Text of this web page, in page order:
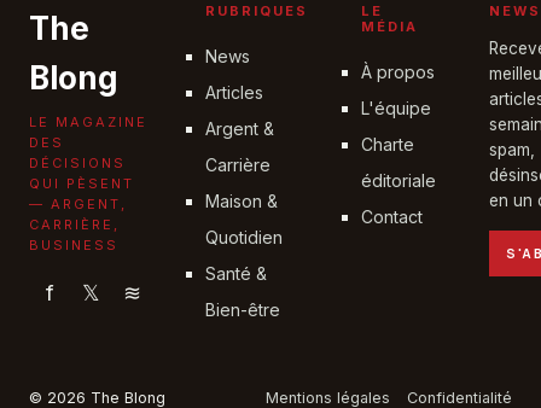
The
Blong
LE MAGAZINE
DES
DÉCISIONS
QUI PÈSENT
— ARGENT,
CARRIÈRE,
BUSINESS
f 𝕏 ≋
RUBRIQUES
News
Articles
Argent &
Carrière
Maison &
Quotidien
Santé &
Bien-être
LE
MÉDIA
À propos
L'équipe
Charte
éditoriale
Contact
spam,
en un
© 2026 The Blong Mentions légales Confidentialité